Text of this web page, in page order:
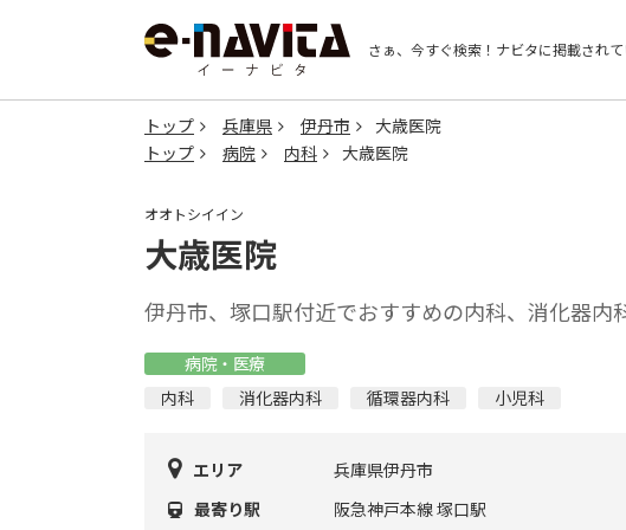
さぁ、今すぐ検索！ ナビタに掲載されて
トップ 兵庫県 伊丹市
大歳医院
トップ
病院 内科 大歳医院
オオトシイイン
大歳医院
伊丹市、塚口駅付近でおすすめの内科、消化器内
病院・医療
内科
消化器内科 循環器内科 小児科
エリア
兵庫県伊丹市
最寄り駅
阪急神戸本線 塚口駅